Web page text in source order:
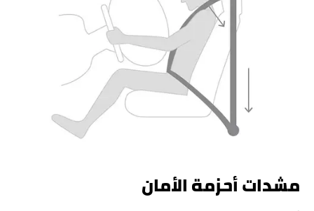
مشدات أحزمة الأمان